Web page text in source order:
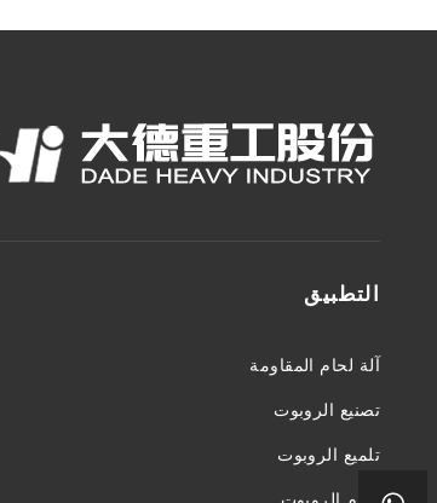
التطبيق
آلة لحام المقاومة
تصنيع الروبوت
تلميع الروبوت
لحام الروبوت